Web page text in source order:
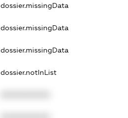
dossier.missingData
dossier.missingData
dossier.missingData
dossier.notInList